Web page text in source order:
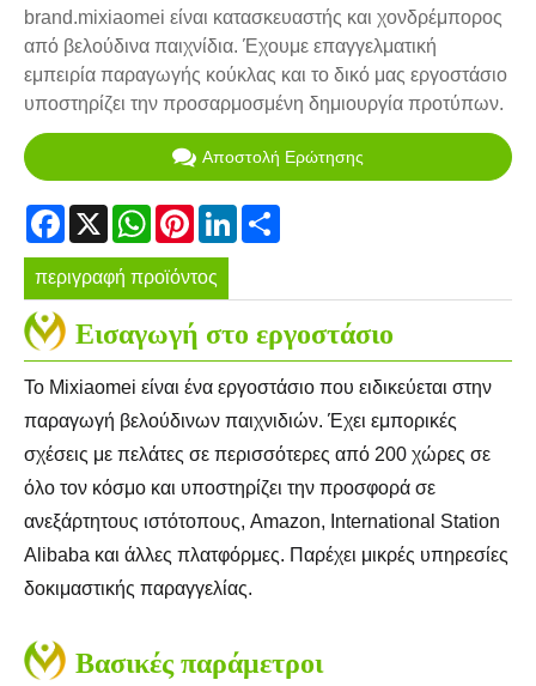
brand.mixiaomei είναι κατασκευαστής και χονδρέμπορος
από βελούδινα παιχνίδια. Έχουμε επαγγελματική
εμπειρία παραγωγής κούκλας και το δικό μας εργοστάσιο
υποστηρίζει την προσαρμοσμένη δημιουργία προτύπων.
Αποστολή Ερώτησης
Facebook
X WhatsApp
PinterestLinkedIn
περιγραφή προϊόντος
Εισαγωγή στο εργοστάσιο
Το Mixiaomei είναι ένα εργοστάσιο που ειδικεύεται στην
παραγωγή βελούδινων παιχνιδιών. Έχει εμπορικές
σχέσεις με πελάτες σε περισσότερες από 200 χώρες σε
όλο τον κόσμο και υποστηρίζει την προσφορά σε
ανεξάρτητους ιστότοπους, Amazon, International Station
Alibaba και άλλες πλατφόρμες. Παρέχει μικρές υπηρεσίες
δοκιμαστικής παραγγελίας.
Βασικές παράμετροι